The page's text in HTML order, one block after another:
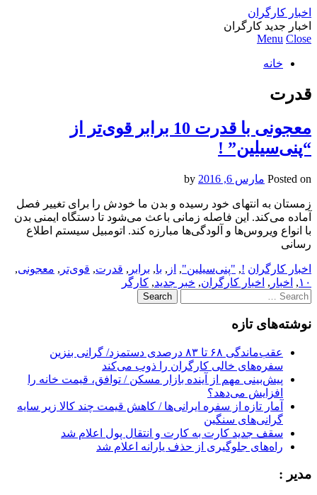
اخبار کارگران
اخبار جدید کارگران
Menu Close
خانه
قدرت
معجونی با قدرت 10 برابر قوی‌تر از
“پنی‌سیلین” !
Posted on مارس 6, 2016
زمستان به انتهای خود رسیده و بدن ما خودش را برای تغییر فصل
آماده می‌کند. این فاصله زمانی باعث می‌شود تا دستگاه ایمنی بدن
با انواع ویروس‌ها و آلودگی‌ها مبارزه کند. اتومبیل سیستم اطلاع
رسانی
اخبار کارگران !
, "پنی‌سیلین", از , با, برابر , قدرت, قوی‌تر , معجونی,
۱۰, اخبار , اخبار کارگران, خبر جدید, کارگر
Search
for:
نوشته‌های تازه
عقب‌ماندگی ۶۸ تا ۸۳ درصدی دستمزد/ گرانی بنزین
سفره‌های خالی کارگران را ذوب می‌کند
پیش‌بینی مهم از آینده بازار مسکن / توافق، قیمت خانه را
افزایش می‌دهد؟
آمار تازه از سفره ایرانی‌ها / کاهش قیمت چند کالا زیر سایه
گرانی‌های سنگین
سقف جدید کارت به کارت و انتقال پول اعلام شد
راه‌های جلوگیری از حذف یارانه اعلام شد
مدیر :